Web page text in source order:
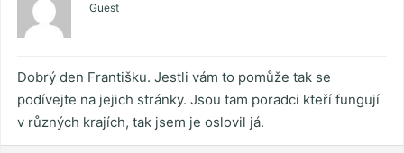
Guest
Dobrý den Františku. Jestli vám to pomůže tak se
podívejte na jejich stránky. Jsou tam poradci kteří fungují
v různých krajích, tak jsem je oslovil já.